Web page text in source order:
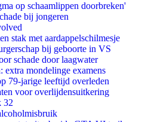
op schaamlippen doorbreken'
bij jongeren
stak met aardappelschilmesje
bij geboorte in VS
schade door laagwater
mondelinge examens
79-jarige leeftijd overleden
voor overlijdensuitkering
32